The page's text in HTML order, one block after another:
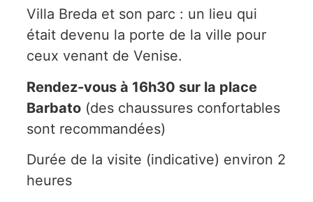
Villa Breda et son parc : un lieu qui
était devenu la porte de la ville pour
ceux venant de Venise.
Rendez-vous à 16h30 sur la place
Barbato (des chaussures confortables
sont recommandées)
Durée de la visite (indicative) environ 2
heures